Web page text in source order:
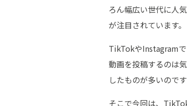
ろん幅広い世代に人
が注目されています。
TikTokやInstagram
動画を投稿するのは
したものが多いのです
そこで今回は、